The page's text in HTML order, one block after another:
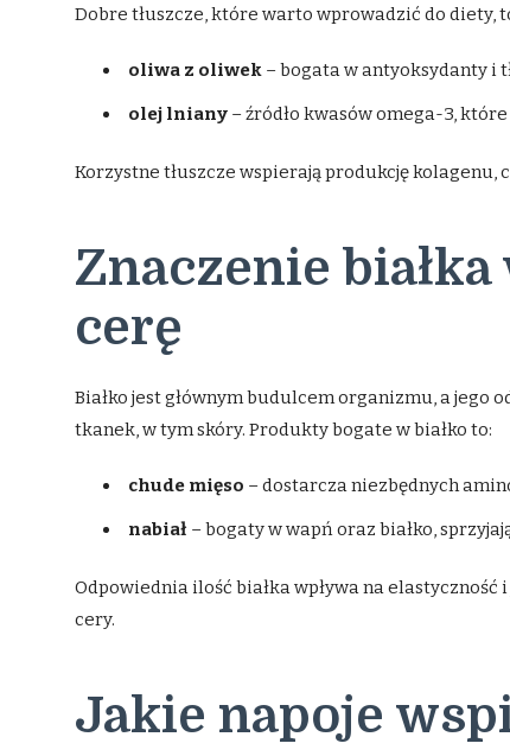
Dobre tłuszcze, które warto wprowadzić do diety,
oliwa z oliwek – bogata w antyoksydanty i
olej lniany – źródło kwasów omega-3,
Korzystne tłuszcze wspierają produkcję kolagenu,
Znaczenie
cerę
Białko jest głównym budulcem organizmu, a
tkanek, w tym skóry. Produkty bogate w białko to:
chude mięso – dostarcza niezbędnych
nabiał – bogaty w wapń oraz białko,
Odpowiednia ilość białka wpływa na
cery.
Jakie napoje